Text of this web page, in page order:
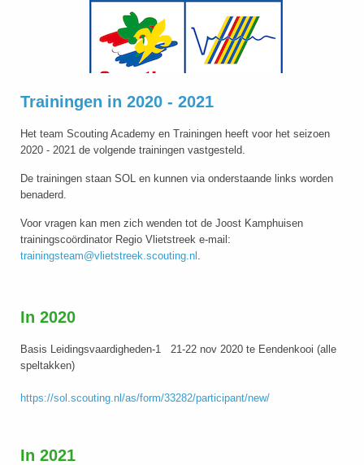
Trainingen in 2020 - 2021
Het team Scouting Academy en Trainingen heeft voor het seizoen
2020 - 2021 de volgende trainingen vastgesteld.
De trainingen staan SOL en kunnen via onderstaande links worden
benaderd.
Voor vragen kan men zich wenden tot de Joost Kamphuisen
trainingscoördinator Regio Vlietstreek e-mail:
trainingsteam@vlietstreek.scouting.nl .
In 2020
Basis Leidingsvaardigheden-1 21-22 nov 2020 te Eendenkooi (alle
speltakken)
https://sol.scouting.nl/as/form/33282/participant/new/
In 2021